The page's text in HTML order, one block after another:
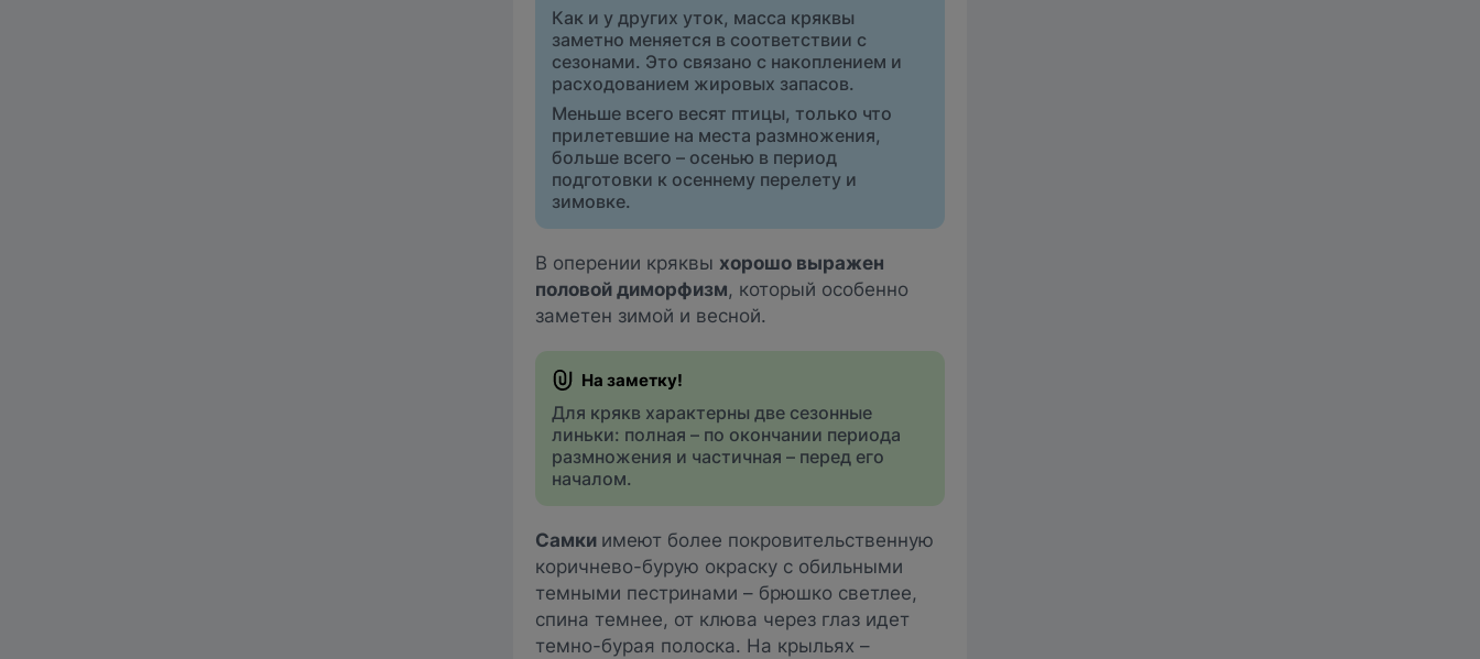
Как и у других уток, масса кряквы
заметно меняется в соответствии с
сезонами. Это связано с накоплением и
расходованием жировых запасов.
Меньше всего весят птицы, только что
прилетевшие на места размножения,
больше всего – осенью в период
подготовки к осеннему перелету и
зимовке.
В оперении кряквы хорошо выражен
половой диморфизм, который особенно
заметен зимой и весной.
Для крякв характерны две сезонные
линьки: полная – по окончании периода
размножения и частичная – перед его
началом.
Самки имеют более покровительственную
коричнево-бурую окраску с обильными
темными пестринами – брюшко светлее,
спина темнее, от клюва через глаз идет
темно-бурая полоска. На крыльях –